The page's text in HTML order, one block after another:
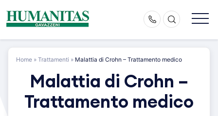
content
Home » Trattamenti » Malattia di Crohn – Trattamento medico
Malattia di Crohn –
Trattamento medico